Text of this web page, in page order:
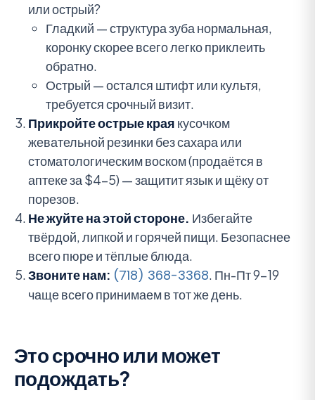
или острый?
Гладкий — структура зуба нормальная,
коронку скорее всего легко приклеить
обратно.
Острый — остался штифт или культя,
требуется срочный визит.
Прикройте острые края кусочком
жевательной резинки без сахара или
стоматологическим воском (продаётся в
аптеке за $4-5) — защитит язык и щёку от
порезов.
Не жуйте на этой стороне. Избегайте
твёрдой, липкой и горячей пищи. Безопаснее
всего пюре и тёплые блюда.
Звоните нам: (718) 368-3368. Пн-Пт 9-19
чаще всего принимаем в тот же день.
Это срочно или может
подождать?